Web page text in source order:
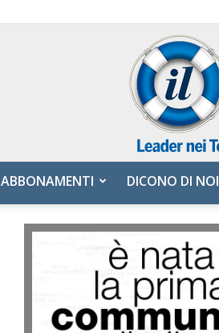
ABBONAMENTI DICONO DI NOI